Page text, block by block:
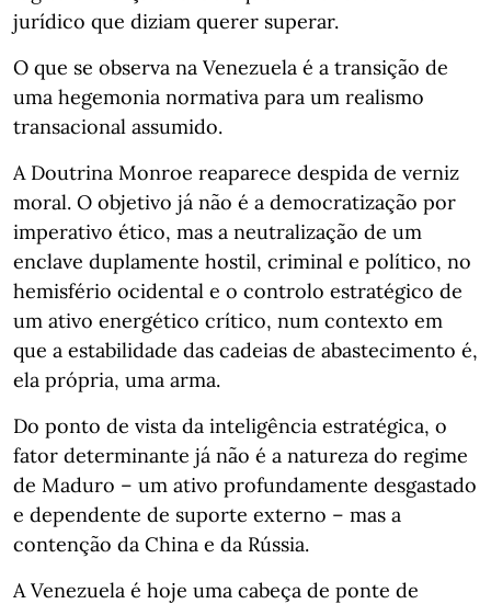
jurídico que diziam querer superar.
O que se observa na Venezuela é a transição de
uma hegemonia normativa para um realismo
transacional assumido.
A Doutrina Monroe reaparece despida de verniz
moral. O objetivo já não é a democratização por
imperativo ético, mas a neutralização de um
enclave duplamente hostil, criminal e político, no
hemisfério ocidental e o controlo estratégico de
um ativo energético crítico, num contexto em
que a estabilidade das cadeias de abastecimento é,
ela própria, uma arma.
Do ponto de vista da inteligência estratégica, o
fator determinante já não é a natureza do regime
de Maduro – um ativo profundamente desgastado
e dependente de suporte externo – mas a
contenção da China e da Rússia.
A Venezuela é hoje uma cabeça de ponte de